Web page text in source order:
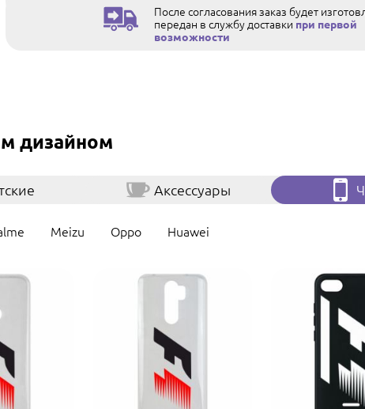
После согласования заказ будет
передан в службу доставки при первой
возможности
дизайном
Аксессуары
Meizu Oppo Huawei